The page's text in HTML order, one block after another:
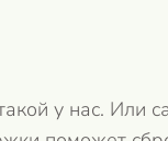
у нас. Или